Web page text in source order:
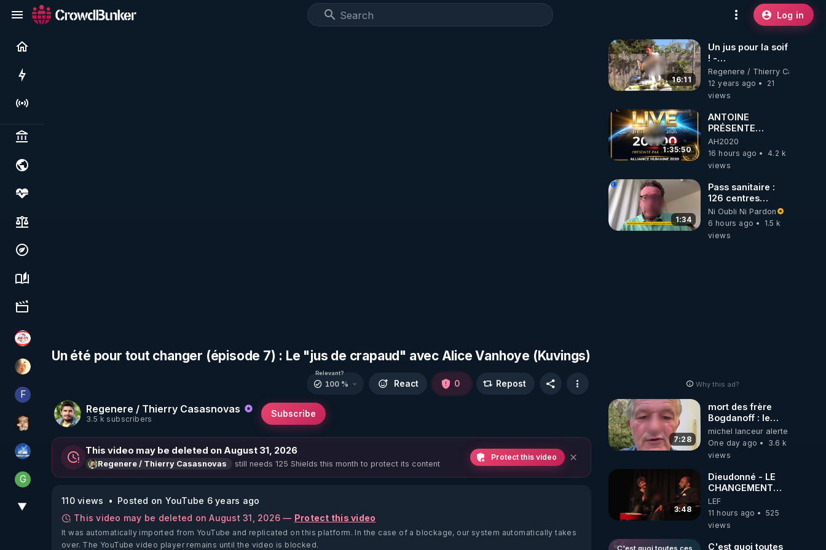
Log in
Live
Politics & institutions
Society, justice & freedoms
Economy, environment & technology
Science, history & spirituality
Culture, media & entertainment
JSF - TV
La Puce à l'oreille
FFinalscape
DataCenter
PAROLE LIBRE
G Generousbear
▼
Un été pour tout changer (épisode 7) : Le "jus de crapaud" avec Alice Vanhoye (Kuvings)
Regenere / Thierry Casasnovas
3.5 k subscribers
Subscribe
Relevant?
100 % React 0 Repost
This video may be deleted on August 31, 2026
Regenere / Thierry Casasnovas still needs 125 Shields this month to protect its content
Protect this video
110 views
Posted on YouTube 6 years ago
This video may be deleted on August 31, 2026 — Protect this video
It was automatically imported from YouTube and replicated on this platform. In the case of a blockage, our system automatically takes
over. The YouTube video player remains until the video is blocked.
16:11
Un jus pour la soif
! -
www.regenere.org
Regenere / Thierry
12 years ago
21
views
1:35:50
ANTOINE
PRÉSENTE
AH2020 LE LIVE
20H ***DU
06/08/2026***
AH2020
16 hours ago
4.2 k
views
1:34
Pass sanitaire :
126 centres
commerciaux
concernés par
l'obligation dans
Ni Oubli Ni Pardon
6 hours ago
1.5 k
views
Why this ad?
7:28
mort des frère
Bogdanoff : le
mensonge d état
michel lanceur alerte
One day ago
3.6 k
views
3:48
Dieudonné - LE
CHANGEMENT
C'EST
MAINTENANT
LEF
11 hours ago
525
views
C'est quoi toutes ces
C'est quoi toutes